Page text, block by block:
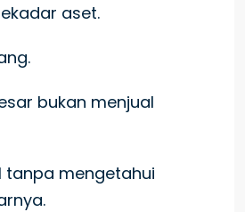
aset.
bukan menjual
tanpa mengetahui